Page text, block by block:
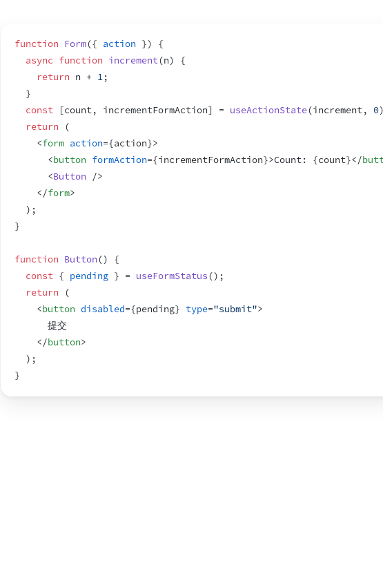
function Form({ action })
{
async function increment(n)
{
return n + 1;
}
const
[count, incrementFormAction] = useActionState(increment, 0)
return
(
<form action={action}>
<button formAction={incrementFormAction}>Count: {count}</
<Button
/>
</form>
) ;
}
function Button()
{
const { pending } = useFormStatus() ;
return
(
<button disabled={pending} type="submit">
      提交
</button>
) ;
}